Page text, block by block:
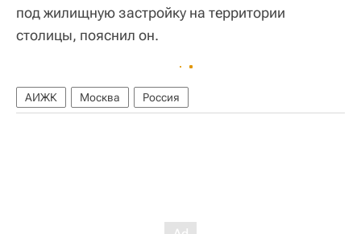
под жилищную застройку на территории
столицы, пояснил он.
АИЖК Москва Россия